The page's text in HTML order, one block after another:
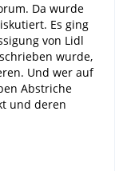
Da wurde
Es ging
von Lidl
wurde,
Und wer auf
Abstriche
und deren